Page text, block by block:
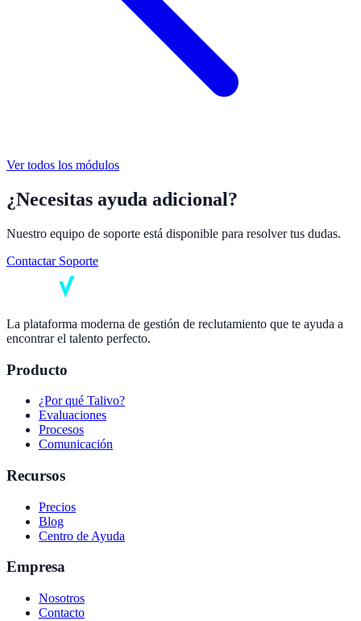
Ver todos los módulos
¿Necesitas ayuda adicional?
Nuestro equipo de soporte está disponible para resolver tus dudas.
Contactar Soporte
La plataforma moderna de gestión de reclutamiento que te ayuda a
encontrar el talento perfecto.
Producto
¿Por qué Talivo?
Evaluaciones
Procesos
Comunicación
Recursos
Precios
Blog
Centro de Ayuda
Empresa
Nosotros
Contacto